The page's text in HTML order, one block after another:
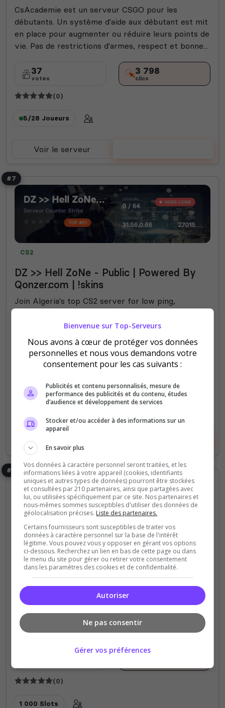
CsAcademie est un serveur CSGO pour les
débutants. Un système d'aide aux débutant est mit
en place pour augmenter ou réduire leurs points de
vie. Pas de restrictions d'armes, respect et bonne...
37
votes
3 798
clics
(0)
5/28 Joueurs
Voir le serveur
#7
CS2
DZ >> Hell ZoNe - Public | Powered By
Qonzer.com | !skins
Join Algeria's top CS2 server for low ping,
community. #CS2Algeria #GamingAlgeria
#CS2Server #AlgerianGamers #AlgeriaEsports
3 121
(0)
Voir le serveur
#8
Arene Capture de drapeau CSGO
Débutant
Expert
Fun Mini-jeux Zombie
Euro Community - Communauté CS2 (
Jailbreak & Roleplay )
Nous vous proposons la première communauté
francophone visant le multigaming sur cs2. Ne
patientez plus et rejoignez nous pour faire un bout
de chemin ensemble.
2 796
(0)
1 000 Slots
Bienvenue sur Top-Serveurs
Nous avons à cœur de protéger vos données
personnelles et nous vous demandons votre
consentement pour les cas suivants :
Publicités et contenu personnalisés, mesure de
performance des publicités et du contenu, études
d’audience et développement de services
Stocker et/ou accéder à des informations sur un
appareil
En savoir plus
Vos données à caractère personnel seront traitées, et les
informations liées à votre appareil (cookies, identifiants
uniques et autres types de données) pourront être stockées
et consultées par 210 partenaires, ainsi que partagées avec
lui, ou utilisées spécifiquement par ce site. Nos partenaires et
nous-mêmes sommes susceptibles d'utiliser des données de
géolocalisation précises. Liste des partenaires.
Certains fournisseurs sont susceptibles de traiter vos
données à caractère personnel sur la base de l'intérêt
légitime. Vous pouvez vous y opposer en gérant vos options
ci-dessous. Recherchez un lien en bas de cette page ou dans
le menu du site pour gérer ou retirer votre consentement
dans les paramètres des cookies et de confidentialité.
Autoriser
Ne pas consentir
Gérer vos préférences